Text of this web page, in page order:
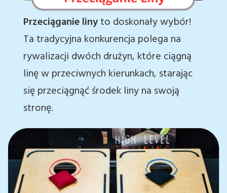
Przeciąganie linyto doskonały wybór!
Ta tradycyjna konkurencja polega na
rywalizacji dwóch drużyn, które ciągną
linę w przeciwnych kierunkach, starając
się przeciągnąć środek liny na swoją
stronę.